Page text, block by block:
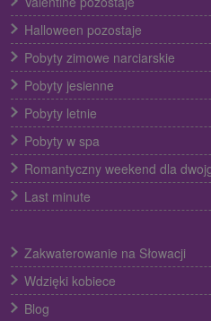
Halloween pozostaje
Pobyty zimowe narciarskie
Pobyty jesienne
Pobyty letnie
Pobyty w spa
Romantyczny weekend dla
Last minute
Zakwaterowanie na Słowacji
Wdzięki kobiece
Blog